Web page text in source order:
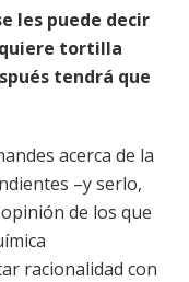
les puede decir
tortilla
tendrá que
acerca de la
–y serlo,
de los que
racionalidad con